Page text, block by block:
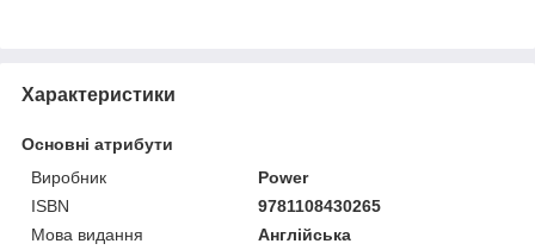
Характеристики
Основні атрибути
Виробник
Power
ISBN
9781108430265
Мова видання
Англійська